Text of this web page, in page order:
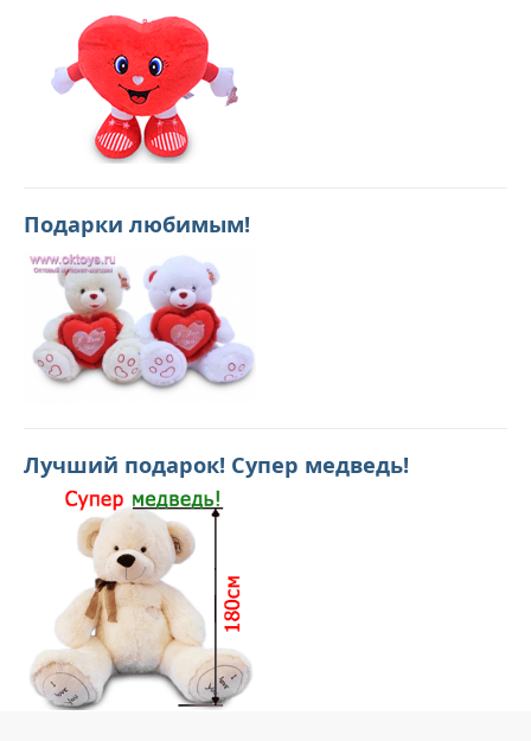
Подарки любимым!
Лучший подарок! Супер медведь!